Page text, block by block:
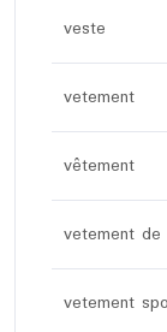
veste
vetement
vêtement
vetement
vetement